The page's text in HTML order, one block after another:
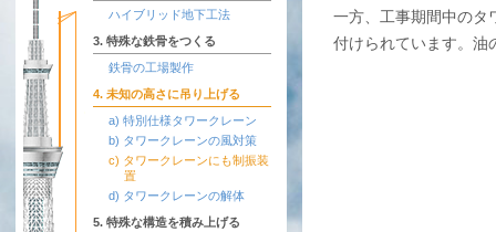
ハイブリッド地下工法
3. 特殊な鉄骨をつくる
鉄骨の工場製作
4. 未知の高さに吊り上げる
a) 特別仕様タワークレーン
b) タワークレーンの風対策
c) タワークレーンにも制振装
置
d) タワークレーンの解体
5. 特殊な構造を積み上げる
一方、工事期間中のタ
付けられています。油